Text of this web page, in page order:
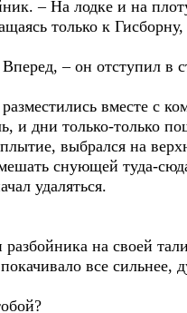
– На лодке и на
только к
– он отступил в
вместе с
и дни только-только
выбрался на
снующей туда-
удаляться.
на своей
все сильнее,